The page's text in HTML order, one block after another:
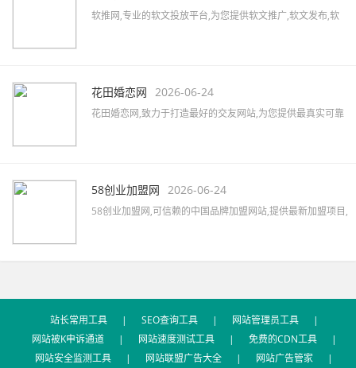
软推网,专业的软文投放平台,为您提供软文推广,软文发布,软
资源,助力企业快速提升品牌知名度。
花田婚恋网 2026-06-24
花田婚恋网,致力于打造最好的交友网站,为您提供最真实可靠
58创业加盟网 2026-06-24
58创业加盟网,可信赖的中国品牌加盟网站,提供最新加盟项目,
站长常用工具 | SEO查询工具 | 网站管理员工具
|
网站被K申诉通道
| 网站速度测试工具 | 免费的CDN工具
|
网站安全监测工具
| 网站联盟广告大全 | 网站广告管家 |